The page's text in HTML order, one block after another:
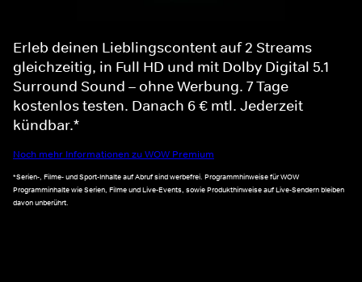
Erleb deinen Lieblingscontent auf 2 Streams
gleichzeitig, in Full HD und mit Dolby Digital 5.1
Surround Sound – ohne Werbung. 7 Tage
kostenlos testen. Danach 6 € mtl. Jederzeit
kündbar.*
Noch mehr Informationen zu WOW Premium
*Serien-, Filme- und Sport-Inhalte auf Abruf sind werbefrei. Programmhinweise für WOW
Programminhalte wie Serien, Filme und Live-Events, sowie Produkthinweise auf Live-Sendern bleiben
davon unberührt.